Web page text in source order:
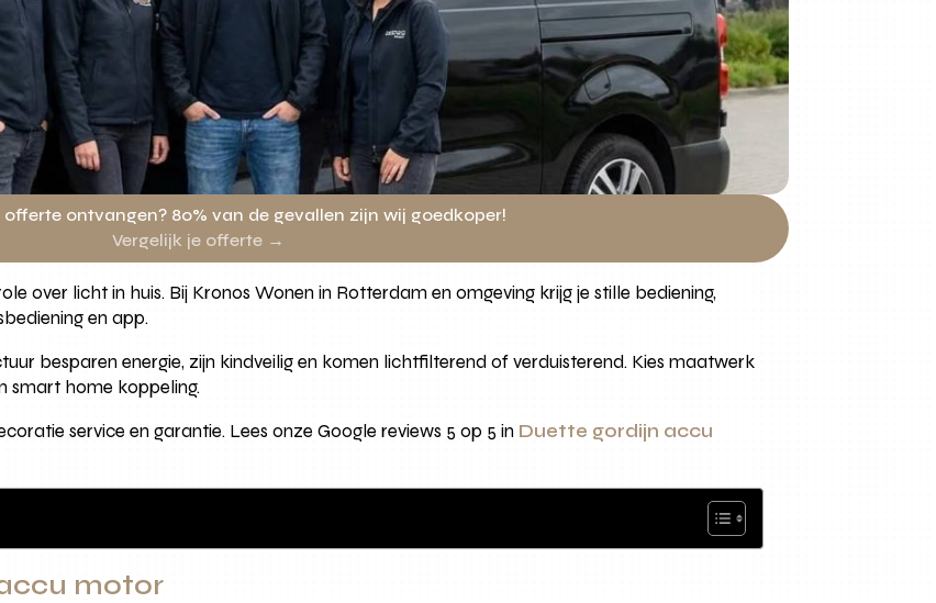
offerte ontvangen? 80% van de gevallen zijn wij goedkoper!
Vergelijk je offerte →
over licht in huis. Bij Kronos Wonen in Rotterdam en omgeving krijg je stille bediening,
en app.
besparen energie, zijn kindveilig en komen lichtfilterend of verduisterend. Kies maatwerk
smart home koppeling.
service en garantie. Lees onze Google reviews 5 op 5 in Duette gordijn accu
motor